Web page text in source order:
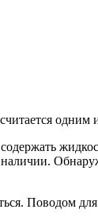
одним
наличии.
Поводом